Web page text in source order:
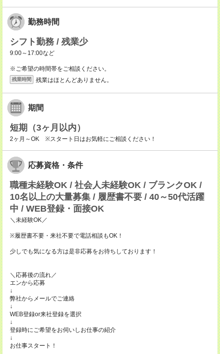
勤務時間
シフト勤務 / 残業少
9:00～17:00など
※ご希望の時間帯をご相談ください。
残業時間 残業はほとんどありません。
期間
短期（3ヶ月以内）
2ヶ月～OK ※スタート日はお気軽にご相談ください！
応募資格・条件
職種未経験OK / 社会人未経験OK / ブランクOK /
10名以上の大量募集 / 履歴書不要 / 40～50代活躍
中 / WEB登録・面接OK
＼未経験OK／
※履歴書不要・来社不要で電話相談もOK！
少しでも気になる方は是非応募をお待ちしております！
＼応募後の流れ／
エンから応募
↓
弊社からメールでご連絡
↓
WEB登録or来社登録を選択
↓
登録時にご希望をお伺いしお仕事の紹介
↓
お仕事スタート！